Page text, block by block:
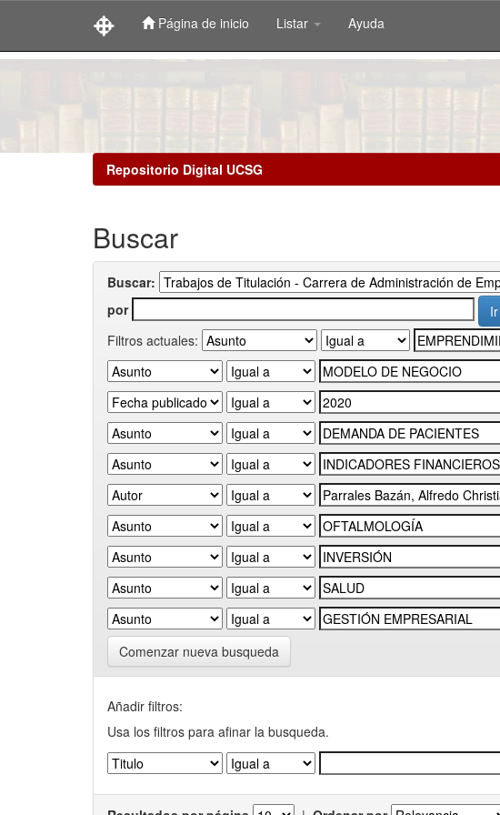
Página de inicio Listar Ayuda
Repositorio Digital UCSG
Buscar
Buscar:
por
Filtros actuales:
Comenzar nueva busqueda
Añadir filtros:
Usa los filtros para afinar la busqueda.